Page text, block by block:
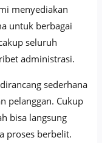
menyediakan
untuk berbagai
seluruh
administrasi.
sederhana
pelanggan. Cukup
bisa langsung
proses berbelit.